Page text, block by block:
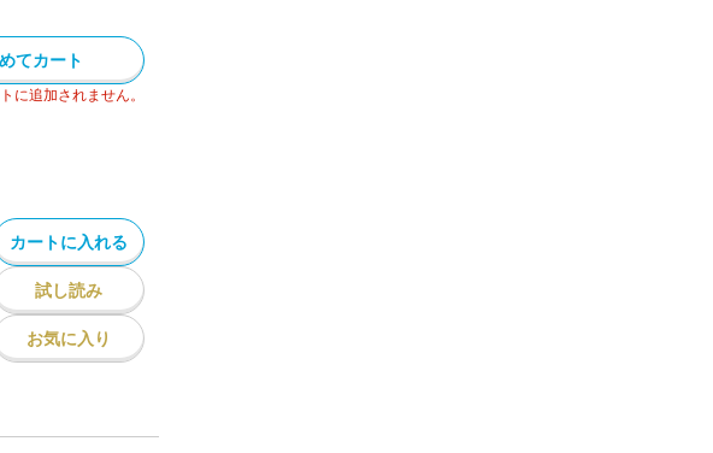
談社漫画賞
てカート
に追加されません。
カートに入れる
試し読み
お気に入り